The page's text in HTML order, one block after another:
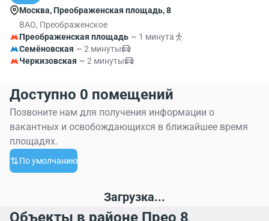
Москва, Преображенская площадь, 8
ВАО, Преображенское
Преображенская площадь ~ 1 минута
Семёновская ~ 2 минуты
Черкизовская ~ 2 минуты
Доступно 0 помещений
Позвоните нам для получения информации о
вакантных и освобождающихся в ближайшее время
площадях.
По умолчанию
Загрузка...
Объекты в районе Прео 8